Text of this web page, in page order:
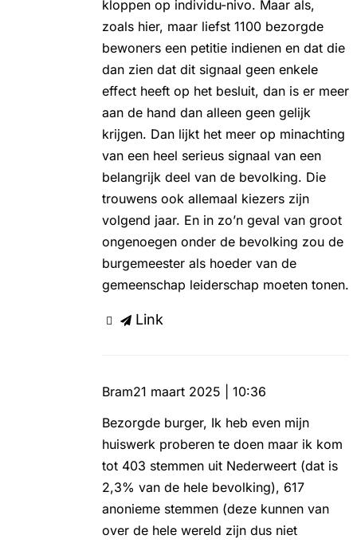
kloppen op individu-nivo. Maar als,
zoals hier, maar liefst 1100 bezorgde
bewoners een petitie indienen en dat die
dan zien dat dit signaal geen enkele
effect heeft op het besluit, dan is er meer
aan de hand dan alleen geen gelijk
krijgen. Dan lijkt het meer op minachting
van een heel serieus signaal van een
belangrijk deel van de bevolking. Die
trouwens ook allemaal kiezers zijn
volgend jaar. En in zo’n geval van groot
ongenoegen onder de bevolking zou de
burgemeester als hoeder van de
gemeenschap leiderschap moeten tonen.
Link
Bram21 maart 2025 | 10:36
Bezorgde burger, Ik heb even mijn
huiswerk proberen te doen maar ik kom
tot 403 stemmen uit Nederweert (dat is
2,3% van de hele bevolking), 617
anonieme stemmen (deze kunnen van
over de hele wereld zijn dus niet